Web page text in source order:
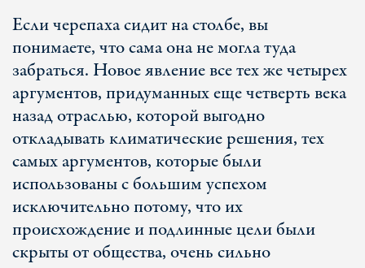
Если черепаха сидит на столбе, вы
понимаете, что сама она не могла туда
забраться. Новое явление все тех же четырех
аргументов, придуманных еще четверть века
назад отраслью, которой выгодно
откладывать климатические решения, тех
самых аргументов, которые были
использованы с большим успехом
исключительно потому, что их
происхождение и подлинные цели были
скрыты от общества, очень сильно